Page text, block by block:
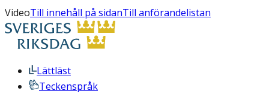
VideoTill innehåll på sidanTill anförandelistan
Lättläst
Teckenspråk